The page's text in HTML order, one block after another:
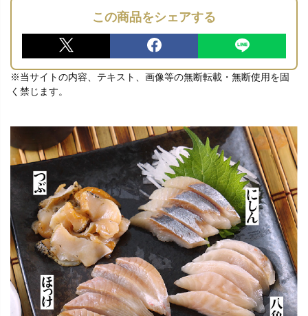
この商品をシェアする
※当サイトの内容、テキスト、画像等の無断転載・無断使用を固
く禁じます。